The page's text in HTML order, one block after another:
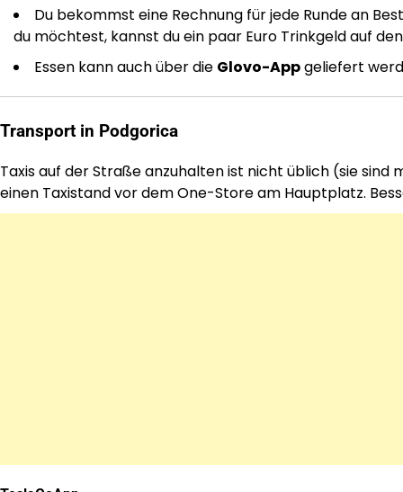
Du bekommst eine Rechnung für jede Runde an
du möchtest, kannst du ein paar Euro Trinkgeld auf
Essen kann auch über die Glovo-Appgeliefert
Transport in Podgorica
Taxis auf der Straße anzuhalten ist nicht üblich (sie
einen Taxistand vor dem One-Store am Hauptplatz.